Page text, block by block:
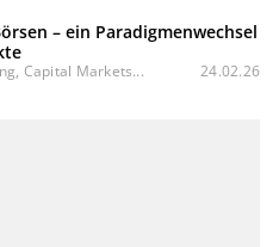
– ein Paradigmenwechsel
Capital Markets... 24.02.26